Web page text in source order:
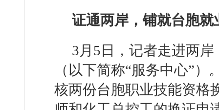
证通两岸，铺就台胞就
3月5日，记者走进两
（以下简称“服务中心”
核两份台胞职业技能资格